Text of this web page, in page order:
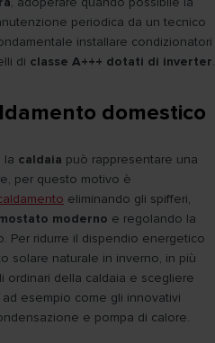
periodica da un tecnico
installare condizionatori
di classe A+++ dotati di inverter.
domestico
la caldaia può rappresentare una
per questo motivo è
eliminando gli spifferi,
moderno e regolando la
Per ridurre il dispendio energetico
solare naturale in inverno, in più
ordinari della caldaia e scegliere
ad esempio come gli innovativi
e pompa di calore.